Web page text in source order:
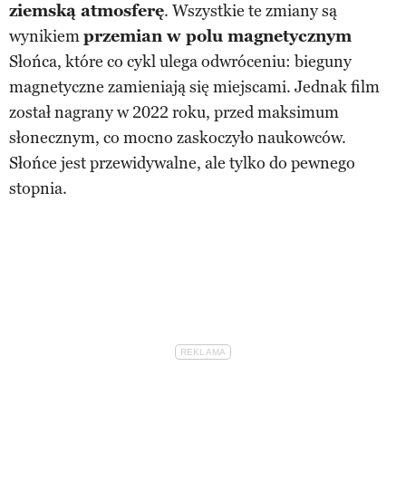
ziemską atmosferę. Wszystkie te zmiany są
wynikiemprzemian w polu magnetycznym
Słońca, które co cykl ulega odwróceniu: bieguny
magnetyczne zamieniają się miejscami. Jednak film
został nagrany w 2022 roku, przed maksimum
słonecznym, co mocno zaskoczyło naukowców.
Słońce jest przewidywalne, ale tylko do pewnego
stopnia.